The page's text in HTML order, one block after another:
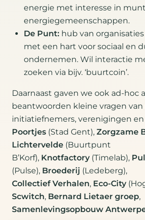
energie met interesse in
energiegemeenschappen.
De Punt: hub van
met een hart voor sociaal en
ondernemen. Wil interactie
zoeken via bijv. ‘buurtcoin’.
Daarnaast gaven we ook ad-hoc
beantwoorden kleine vragen
initiatiefnemers, verenigingen en
Poortjes (Stad Gent), Zorgzame
Lichtervelde (Buurtpunt
B’Korf), Knotfactory(Timelab),
(Pulse), Broederij (Ledeberg),
Collectief Verhalen, Eco-City
Scwitch, Bernard Lietaer groep,
Samenlevingsopbouw